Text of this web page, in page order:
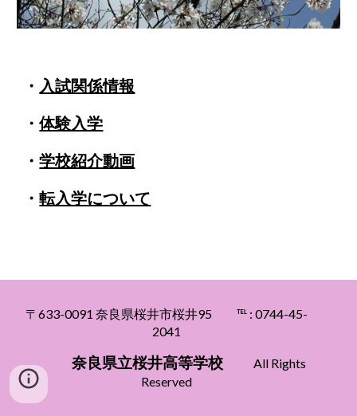
・ 入試関係情報
・体験入学
・学校紹介動画
・転入学について
〒633-0091 奈良県桜井市桜井95 ℡ : 0744-45-
2041
奈良県立桜井高等学校 All Rights
Reserved